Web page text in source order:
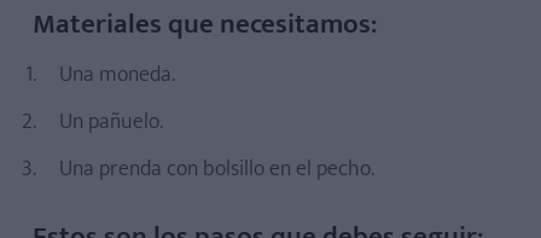
Materiales necesarios:
Estos son los pasos que debes seguir:
Materiales necesarios:
Materiales que necesitamos:
Una moneda.
Un pañuelo.
Una prenda con bolsillo en el pecho.